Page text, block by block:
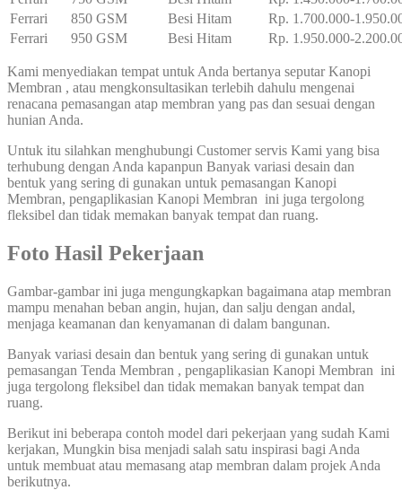
Ferrari
850 GSM Besi Hitam
Rp. 1.700.000-
Ferrari
950 GSM Besi Hitam Rp. 1.950.000-
Kami menyediakan tempat untuk Anda bertanya seputar Kanopi
Membran , atau mengkonsultasikan terlebih dahulu mengenai
renacana pemasangan atap membran yang pas dan sesuai dengan
hunian Anda.
Untuk itu silahkan menghubungi Customer servis Kami yang bisa
terhubung dengan Anda kapanpun Banyak variasi desain dan
bentuk yang sering di gunakan untuk pemasangan Kanopi
Membran, pengaplikasian Kanopi Membran ini juga tergolong
fleksibel dan tidak memakan banyak tempat dan ruang.
Foto Hasil Pekerjaan
Gambar-gambar ini juga mengungkapkan bagaimana atap membran
mampu menahan beban angin, hujan, dan salju dengan andal,
menjaga keamanan dan kenyamanan di dalam bangunan.
Banyak variasi desain dan bentuk yang sering di gunakan untuk
pemasangan Tenda Membran , pengaplikasian Kanopi Membran ini
juga tergolong fleksibel dan tidak memakan banyak tempat dan
ruang.
Berikut ini beberapa contoh model dari pekerjaan yang sudah Kami
kerjakan, Mungkin bisa menjadi salah satu inspirasi bagi Anda
untuk membuat atau memasang atap membran dalam projek Anda
berikutnya.